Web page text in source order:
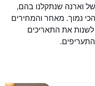
וארנה שנתקלנו בהם,
נמוך. מאחר והמחירים
את התאריכים